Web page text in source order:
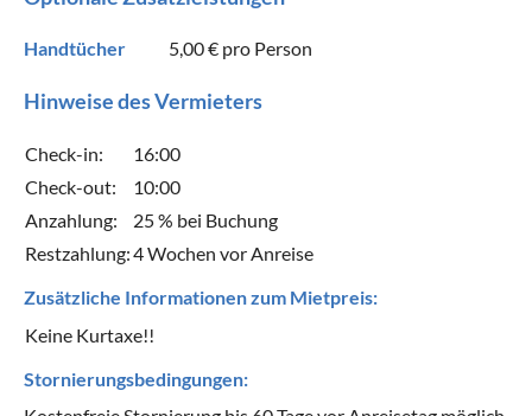
Handtücher 5,00 € pro Person
Hinweise des Vermieters
Check-in:
16:00
Check-out:
10:00
Anzahlung:
25 % bei Buchung
Restzahlung:4 Wochen vor Anreise
Zusätzliche Informationen zum Mietpreis:
Keine Kurtaxe!!
Stornierungsbedingungen: